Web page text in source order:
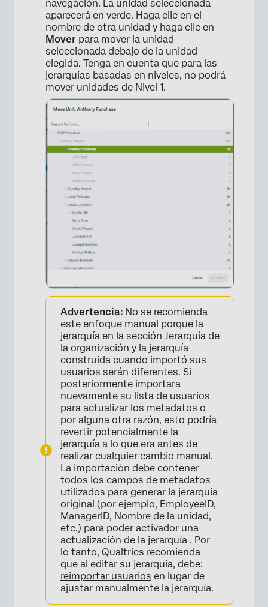
×
navegación. La unidad seleccionada
aparecerá en verde. Haga clic en el
nombre de otra unidad y haga clic en
Mover para mover la unidad
seleccionada debajo de la unidad
elegida. Tenga en cuenta que para las
jerarquías basadas en niveles, no podrá
mover unidades de Nivel 1.
×
Advertencia: No se recomienda
este enfoque manual porque la
jerarquía en la sección Jerarquía de
la organización y la jerarquía
construida cuando importó sus
usuarios serán diferentes. Si
posteriormente importara
nuevamente su lista de usuarios
para actualizar los metadatos o
por alguna otra razón, esto podría
revertir potencialmente la
jerarquía a lo que era antes de
realizar cualquier cambio manual.
La importación debe contener
todos los campos de metadatos
utilizados para generar la jerarquía
original (por ejemplo, EmployeeID,
ManagerID, Nombre de la unidad,
etc.) para poder activador una
actualización de la jerarquía . Por
lo tanto, Qualtrics recomienda
que al editar su jerarquía, debe:
reimportar usuarios en lugar de
ajustar manualmente la jerarquía.